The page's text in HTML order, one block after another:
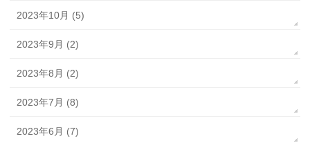
2023年10月 (5)
2023年9月 (2)
2023年8月 (2)
2023年7月 (8)
2023年6月 (7)